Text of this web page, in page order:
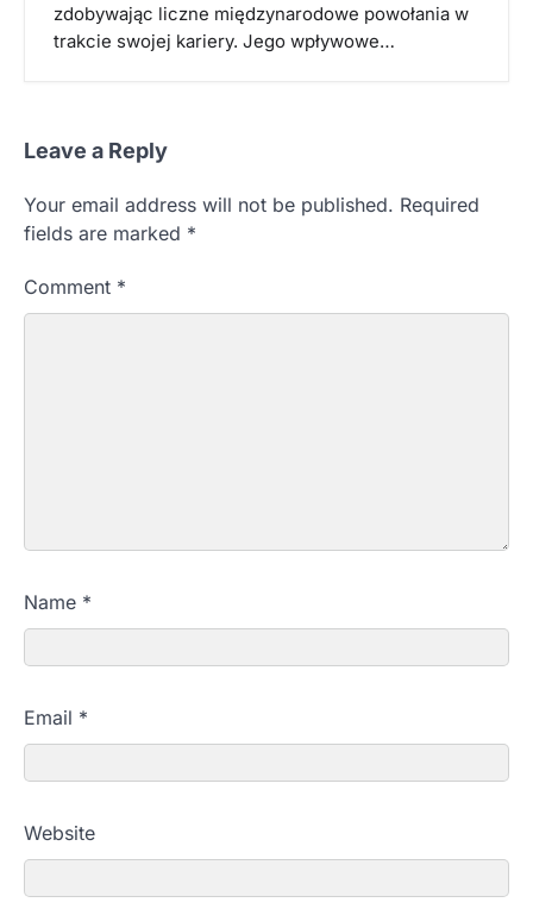
zdobywając liczne międzynarodowe powołania w
trakcie swojej kariery. Jego wpływowe…
Leave a Reply
Your email address will not be published. Required
fields are marked *
Comment *
Name *
Email *
Website